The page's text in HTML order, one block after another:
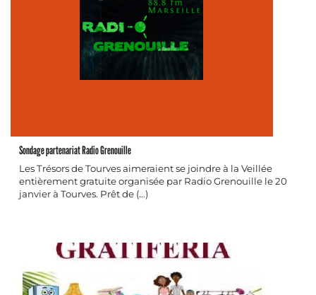
Sondage partenariat Radio Grenouille
Les Trésors de Tourves aimeraient se joindre à la Veillée
entièrement gratuite organisée par Radio Grenouille le 20
janvier à Tourves. Prêt de (…)